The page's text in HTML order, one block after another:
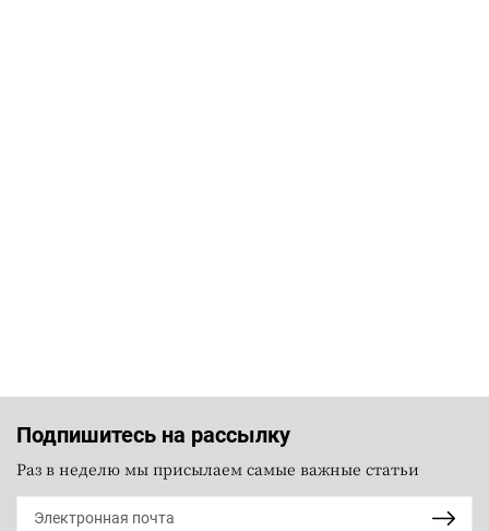
Подпишитесь на рассылку
Раз в неделю мы присылаем самые важные статьи